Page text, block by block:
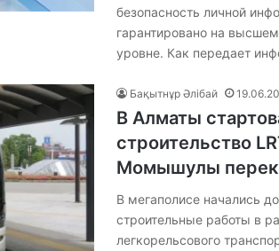
безопасность личной
гарантировано на
уровне. Как передает
Бақытнұр Әлібай
В Алматы
строительство
Момышулы
В мегаполисе начались
строительные работы в
легкорельсового